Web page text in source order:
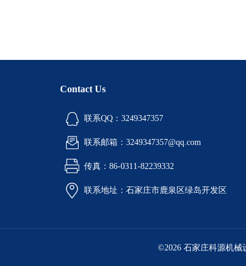
Contact Us
联系QQ：3249347357
联系邮箱：3249347357@qq.com
传真：86-0311-82239332
联系地址：石家庄市鹿泉区绿岛开发区
©2026 石家庄科源机械